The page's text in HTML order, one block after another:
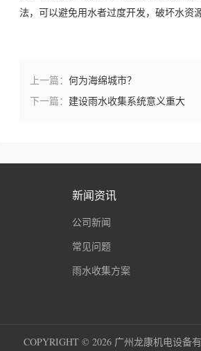
法，可以避免用水者过度开发，破坏水资
上一篇： 何为海绵城市？
下一篇： 建设雨水收集系统意义重大
新闻资讯
公司新闻
常见问题
雨水收集方案
COPYRIGHT © 2026 广州龙康机电设备